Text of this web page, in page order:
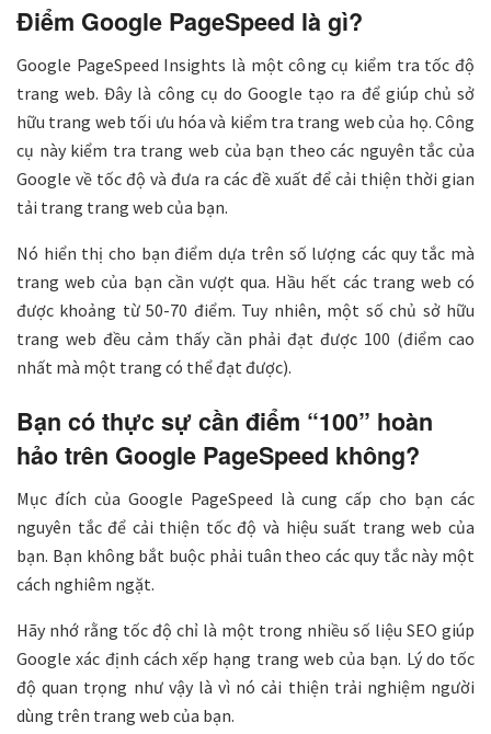
Điểm Google PageSpeed là gì?
Google PageSpeed ​​Insights là một công cụ kiểm tra tốc độ
trang web. Đây là công cụ do Google tạo ra để giúp chủ sở
hữu trang web tối ưu hóa và kiểm tra trang web của họ. Công
cụ này kiểm tra trang web của bạn theo các nguyên tắc của
Google về tốc độ và đưa ra các đề xuất để cải thiện thời gian
tải trang trang web của bạn.
Nó hiển thị cho bạn điểm dựa trên số lượng các quy tắc mà
trang web của bạn cần vượt qua. Hầu hết các trang web có
được khoảng từ 50-70 điểm. Tuy nhiên, một số chủ sở hữu
trang web đều cảm thấy cần phải đạt được 100 (điểm cao
nhất mà một trang có thể đạt được).
Bạn có thực sự cần điểm “100” hoàn
hảo trên Google PageSpeed ​​không?
Mục đích của Google PageSpeed là cung cấp cho bạn các
nguyên tắc để cải thiện tốc độ và hiệu suất trang web của
bạn. Bạn không bắt buộc phải tuân theo các quy tắc này một
cách nghiêm ngặt.
Hãy nhớ rằng tốc độ chỉ là một trong nhiều số liệu SEO giúp
Google xác định cách xếp hạng trang web của bạn. Lý do tốc
độ quan trọng như vậy là vì nó cải thiện trải nghiệm người
dùng trên trang web của bạn.